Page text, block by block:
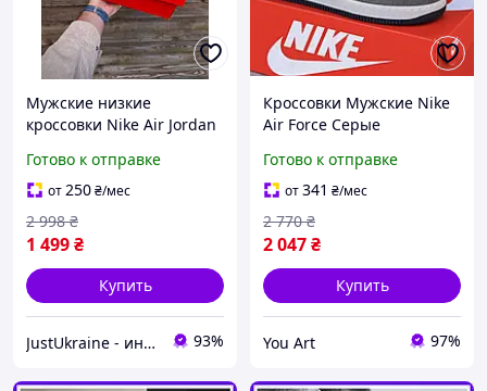
Мужские низкие
кроссовки Nike Air Jordan
стильные кроссовки,
молодежные кроссовки
для парней
Готово к отправке
от250₴/мес
1 499₴
2 998 ₴
Купить
JustUkraine - интернет магазин мужской и женской обуви 93%
Кроссовки Мужские Nike
Air Force Серые
Найк Аир Форс низкие
Серые Мужские Эко Кожа
модные
Готово к отправке
от341 ₴/мес
2 047₴
2 770 ₴
Купить
You Art 97%